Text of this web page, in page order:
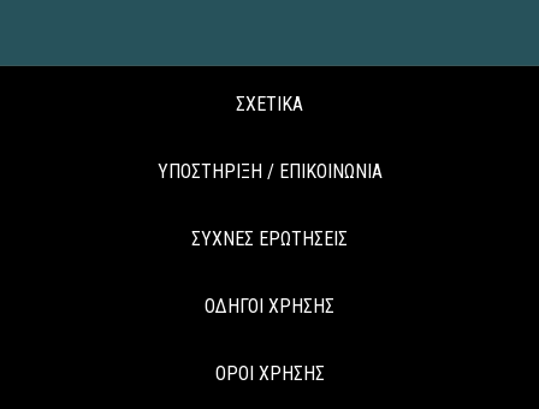
ΣΧΕΤΙΚΑ
ΥΠΟΣΤΗΡΙΞΗ / ΕΠΙΚΟΙΝΩΝΙΑ
ΣΥΧΝΕΣ ΕΡΩΤΗΣΕΙΣ
ΟΔΗΓΟΙ ΧΡΗΣΗΣ
ΟΡΟΙ ΧΡΗΣΗΣ